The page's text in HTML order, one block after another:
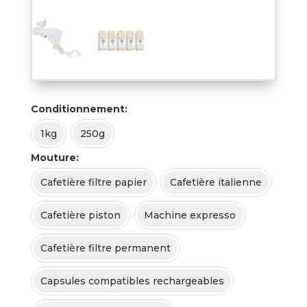
Conditionnement
1kg
250g
Mouture
Cafetière filtre papier
Cafetière italienne
Cafetière piston Machine expresso
Cafetière filtre permanent
Capsules compatibles rechargeables